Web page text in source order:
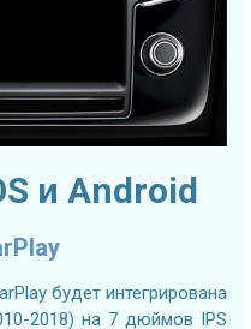
и Android
будет интегрирована
2018) на 7 дюймов IPS